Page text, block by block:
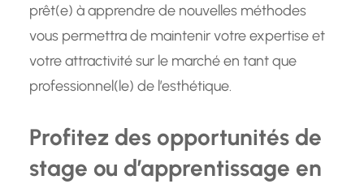
prêt(e) à apprendre de nouvelles méthodes
vous permettra de maintenir votre expertise et
votre attractivité sur le marché en tant que
professionnel(le) de l’esthétique.
Profitez des opportunités de
stage ou d’apprentissage en